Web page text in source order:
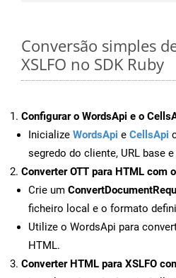
Conversão simples
XSLFO no SDK Ruby
Configurar o WordsApi e o
Inicialize WordsApi e CellsApi
segredo do cliente, URL base
Converter OTT para HTML com
Crie um
ficheiro local e o formato
Utilize o WordsApi para
HTML.
Converter HTML para XSLFO